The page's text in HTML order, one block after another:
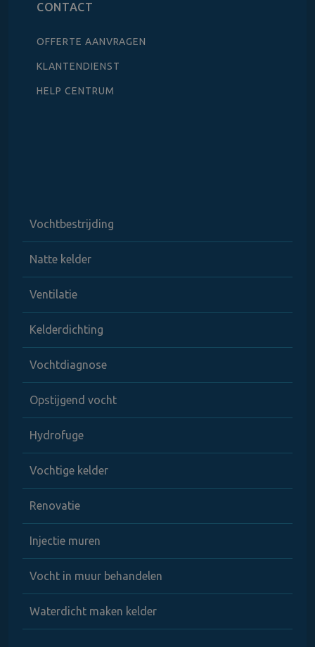
CONTACT
OFFERTE AANVRAGEN
KLANTENDIENST
HELP CENTRUM
Vochtbestrijding
Natte kelder
Ventilatie
Kelderdichting
Vochtdiagnose
Opstijgend vocht
Hydrofuge
Vochtige kelder
Renovatie
Injectie muren
Vocht in muur behandelen
Waterdicht maken kelder